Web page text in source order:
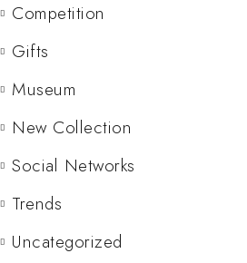
Competition
Gifts
Museum
New Collection
Social Networks
Trends
Uncategorized